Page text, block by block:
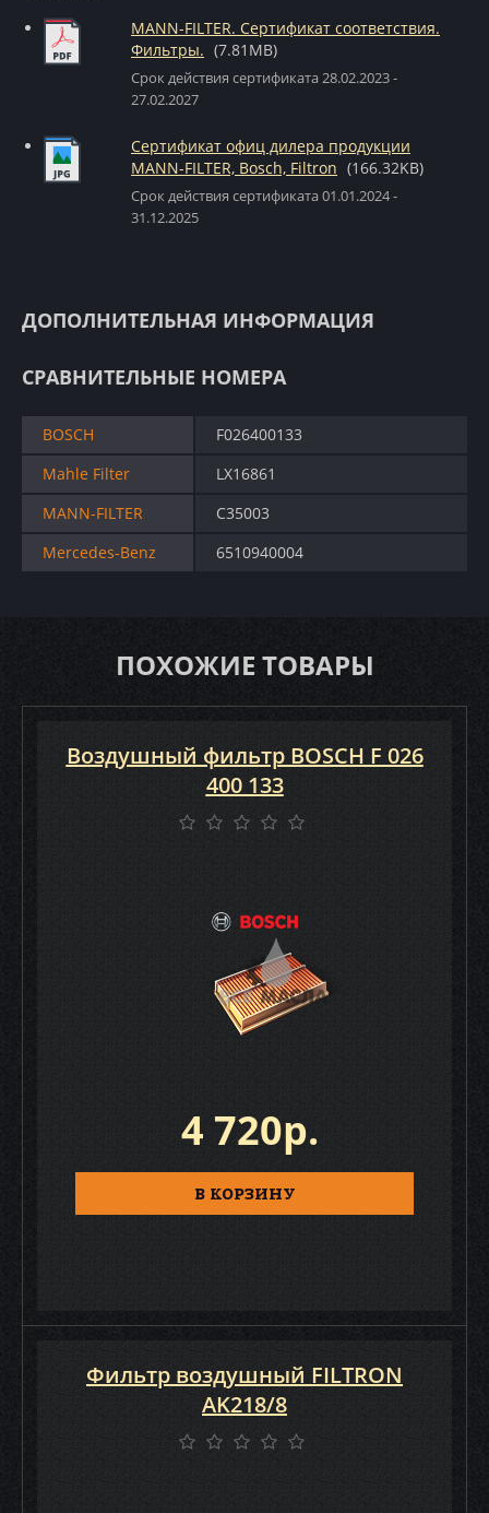
MANN-FILTER. Сертификат соответствия.
Фильтры. (7.81MB)
Срок действия сертификата 28.02.2023 -
27.02.2027
Сертификат офиц дилера продукции
MANN-FILTER, Bosch, Filtron (166.32KB)
Срок действия сертификата 01.01.2024 -
31.12.2025
ДОПОЛНИТЕЛЬНАЯ ИНФОРМАЦИЯ
СРАВНИТЕЛЬНЫЕ НОМЕРА
BOSCH
F026400133
Mahle Filter
LX16861
MANN-FILTER
C35003
Mercedes-Benz
6510940004
ПОХОЖИЕ ТОВАРЫ
Воздушный фильтр BOSCH F 026
400 133
4 720р.
В КОРЗИНУ
Фильтр воздушный FILTRON
AK218/8